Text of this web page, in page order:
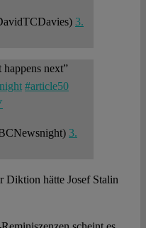
3.
next”
#article50
3.
Diktion hätte Josef Stalin